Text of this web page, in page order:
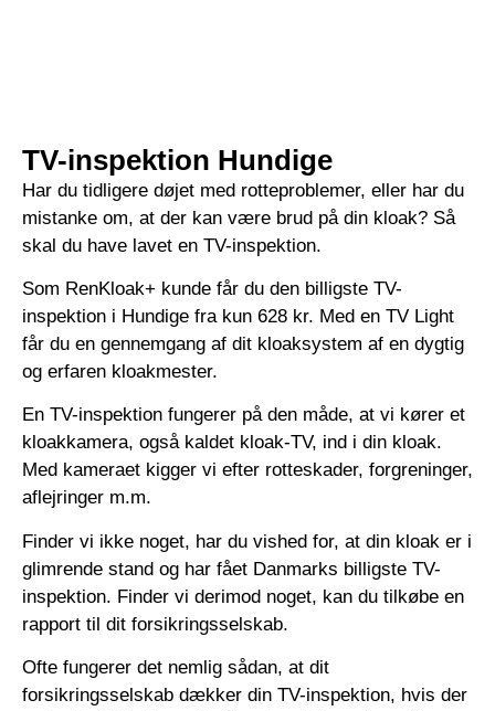
TV-inspektion Hundige
Har du tidligere døjet med rotteproblemer, eller har du
mistanke om, at der kan være brud på din kloak? Så
skal du have lavet en TV-inspektion.
Som RenKloak+ kunde får du den billigste TV-
inspektion i Hundige fra kun 628 kr. Med en TV Light
får du en gennemgang af dit kloaksystem af en dygtig
og erfaren kloakmester.
En TV-inspektion fungerer på den måde, at vi kører et
kloakkamera, også kaldet kloak-TV, ind i din kloak.
Med kameraet kigger vi efter rotteskader, forgreninger,
aflejringer m.m.
Finder vi ikke noget, har du vished for, at din kloak er i
glimrende stand og har fået Danmarks billigste TV-
inspektion. Finder vi derimod noget, kan du tilkøbe en
rapport til dit forsikringsselskab.
Ofte fungerer det nemlig sådan, at dit
forsikringsselskab dækker din TV-inspektion, hvis der